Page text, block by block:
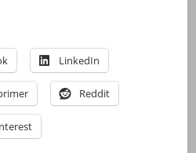
LinkedIn
Reddit